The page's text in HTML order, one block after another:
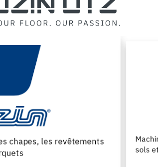
et outils pour les pros des